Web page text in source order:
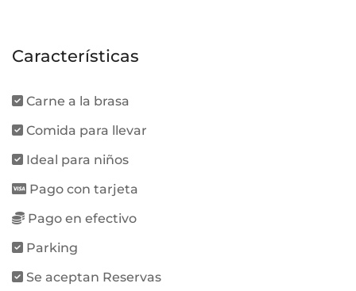
Características
Carne a la brasa
Comida para llevar
Ideal para niños
Pago con tarjeta
Pago en efectivo
Parking
Se aceptan Reservas